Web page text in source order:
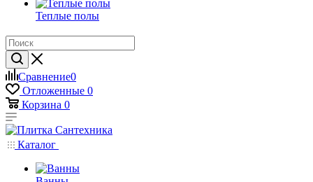
Теплые полы
Сравнение0
Отложенные 0
Корзина 0
Каталог